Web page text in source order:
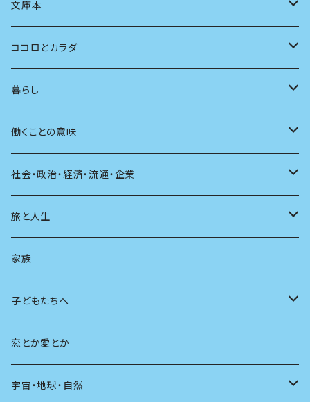
言語
批評
アンソロジー
自伝・伝記
写真
その他
インテリア
ファッション
建築
スポーツ
AIと社会
広告
マンガ
テレビ
ラジオ
マガジン
その他
アニメ
日本の芸能
本の本
読書
小さいお子さん向け
自分で読めるようになったら
大人も楽しい絵本
海外絵本
童話
その他
文庫本
男性作家
女性作家
その他
ココロとカラダ
フェミニズム
カウンセリング
人間関係
健康
暮らし
料理
育児
日常生活
学ぶ楽しみ
働くことの意味
仕事のヒント
社会・政治・経済・流通・企業
過去
現在
未来
旅と人生
旅
人生
家族
子どもたちへ
教育
友達
恋とか愛とか
宇宙・地球・自然